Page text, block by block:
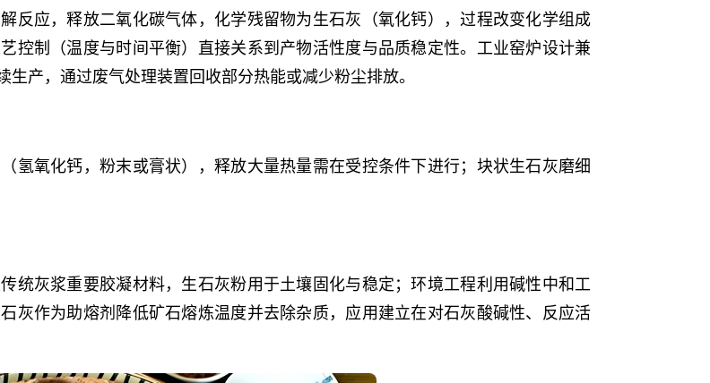
反应，释放二氧化碳气体，化学残留物为生石灰（氧化钙），过程改变化学组成
控制（温度与时间平衡）直接关系到产物活性度与品质稳定性。工业窑炉设计兼
产，通过废气处理装置回收部分热能或减少粉尘排放。
氢氧化钙，粉末或膏状），释放大量热量需在受控条件下进行；块状生石灰磨细
统灰浆重要胶凝材料，生石灰粉用于土壤固化与稳定；环境工程利用碱性中和工
灰作为助熔剂降低矿石熔炼温度并去除杂质，应用建立在对石灰酸碱性、反应活